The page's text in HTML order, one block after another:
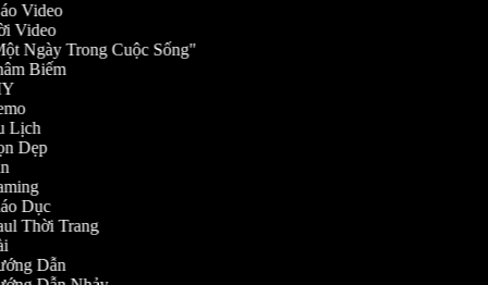
Video
Video
Ngày Trong Cuộc Sống"
Biếm
Lịch
Dẹp
Dục
Thời Trang
Dẫn